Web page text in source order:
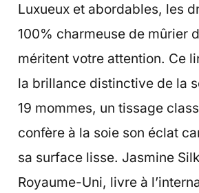
Luxueux et abordables, les
100% charmeuse de mûrier
méritent votre attention. Ce
la brillance distinctive de la
19 mommes, un tissage
confère à la soie son éclat
sa surface lisse. Jasmine
Royaume-Uni, livre à